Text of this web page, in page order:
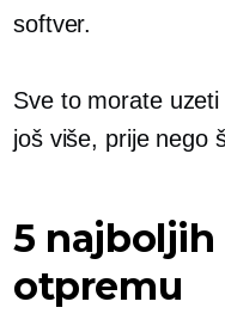
softver.
Sve to morate
još više, prije nego
5 najboljih
otpremu